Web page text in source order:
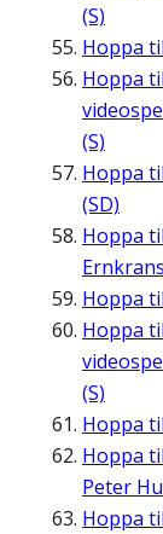
(S)
Hoppa
Hoppa
(S)
Hoppa
(SD)
Hoppa
Hoppa
Hoppa
(S)
Hoppa
Hoppa
Peter
Hoppa